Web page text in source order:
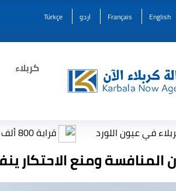
English
Français اردو Türkçe
كربلاء
اللورد قرابة 800 ألف مستفيد من برامج قسم التنمية والتأهيل الاجتماعي خلال زيارة الأربعين
ومنع الاحتكار